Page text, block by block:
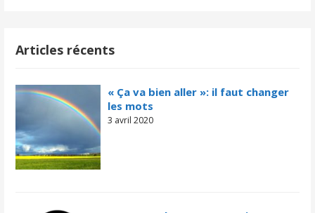
Articles récents
« Ça va bien aller »: il faut changer
les mots
3 avril 2020